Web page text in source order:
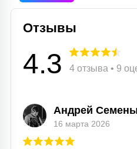
Отзывы
4.3 4 отзыва • 9
Андрей
16 марта 2026